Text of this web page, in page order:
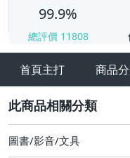
99.9%
總評價 11808
首頁主打 商品
圖書/影音/文具